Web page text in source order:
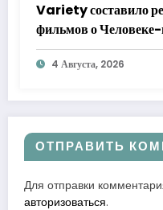
Variety составило
фильмов о
к лучшему
4 Августа, 2026
ОТПРАВИТЬ
Для отправки
авторизоваться.